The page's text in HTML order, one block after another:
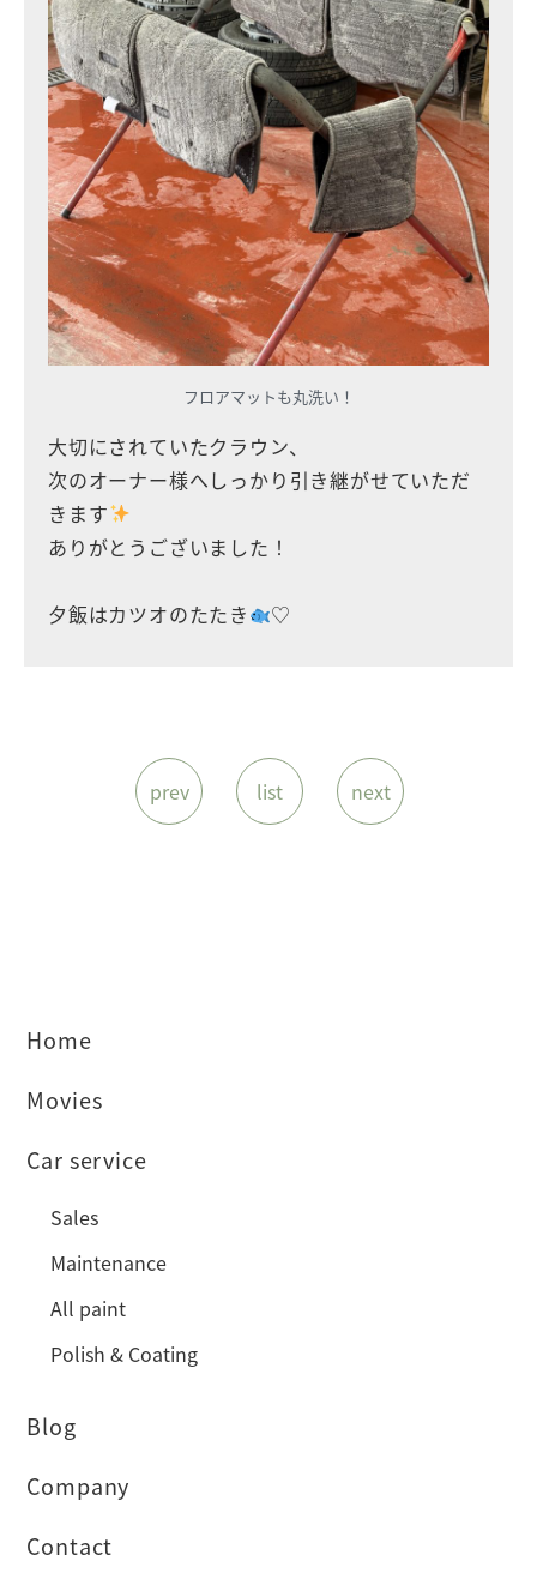
フロアマットも丸洗い！
大切にされていたクラウン、
次のオーナー様へしっかり引き継がせていただ
きます
ありがとうございました！
夕飯はカツオのたたき ♡
prev list next
Home
Movies
Car service
Sales
Maintenance
All paint
Polish & Coating
Blog
Company
Contact